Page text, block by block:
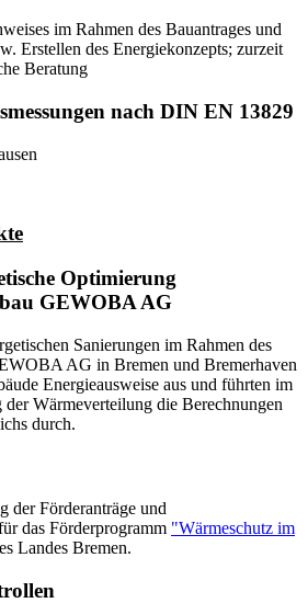
im Rahmen des Bauantrages und
Erstellen des Energiekonzepts; zurzeit
Beratung
nach DIN EN 13829
Optimierung
GEWOBA AG
Sanierungen im Rahmen des
AG in Bremen und Bremerhaven
Energieausweise aus und führten im
Wärmeverteilung die Berechnungen
durch.
der Förderanträge und
das Förderprogramm "Wärmeschutz im
Landes Bremen.